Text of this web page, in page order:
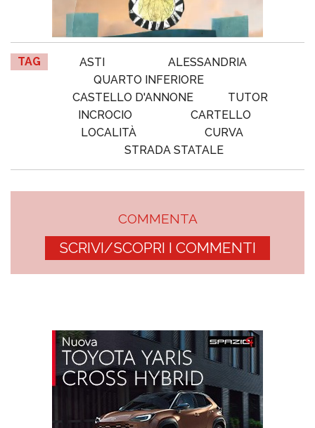
TAG ASTI
ALESSANDRIA
QUARTO INFERIORE
CASTELLO D'ANNONE
TUTOR
INCROCIO
CARTELLO
LOCALITÀ
CURVA
STRADA STATALE
COMMENTA
SCRIVI/SCOPRI I COMMENTI